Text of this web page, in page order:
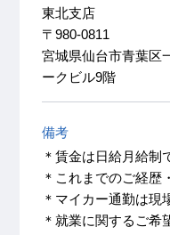
東北支店
〒980-0811
宮城県仙台市青葉
ークビル9階
備考
＊賃金は日給月給制
＊これまでのご経歴
＊マイカー通勤は現
＊就業に関するご希